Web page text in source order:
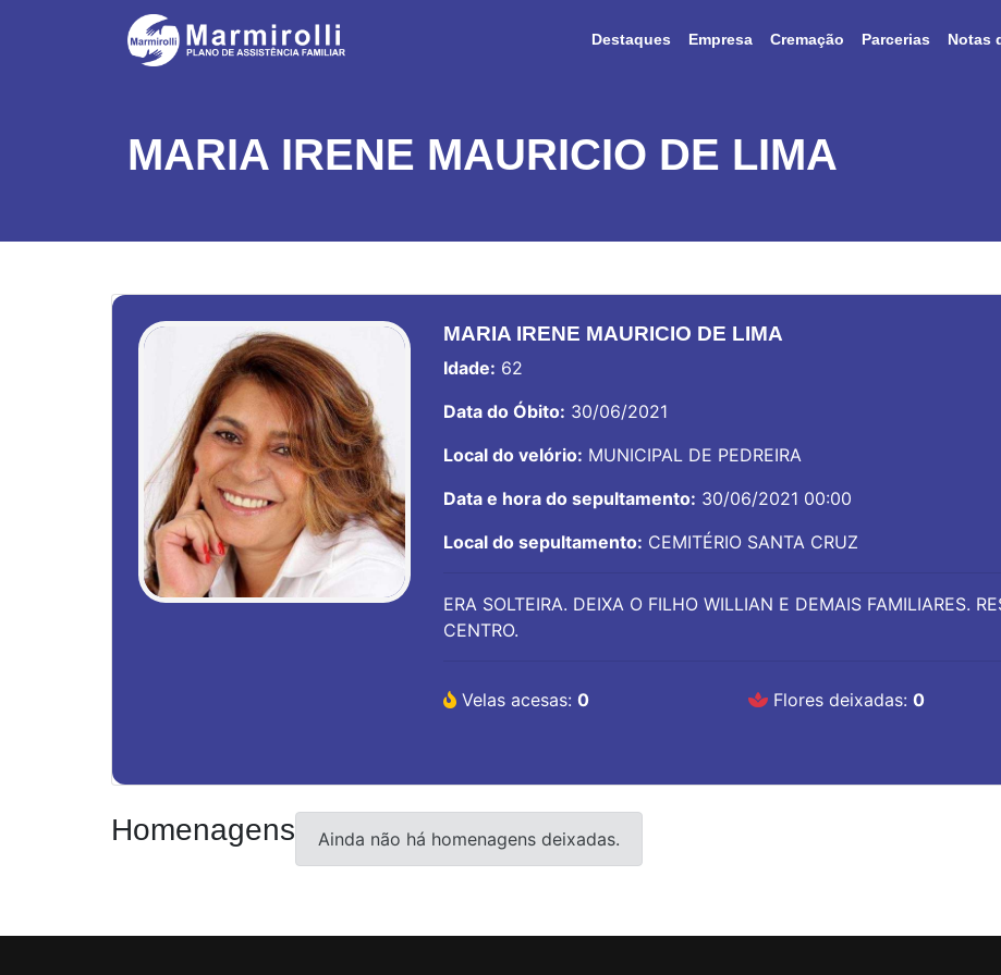
Destaques Empresa Cremação Parcerias Notas
MARIA IRENE MAURICIO DE LIMA
MARIA IRENE MAURICIO DE LIMA
Idade: 62
Data do Óbito: 30/06/2021
Local do velório: MUNICIPAL DE PEDREIRA
Data e hora do sepultamento: 30/06/2021 00:00
Local do sepultamento: CEMITÉRIO SANTA CRUZ
ERA SOLTEIRA. DEIXA O FILHO WILLIAN E DEMAIS FAMILIARES.
CENTRO.
Velas acesas: 0 Flores deixadas: 0
Homenagens Ainda não há homenagens deixadas.